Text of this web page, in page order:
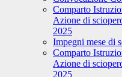
Comparto
Azione di
2025
Impegni mese di
Comparto
Azione di
2025